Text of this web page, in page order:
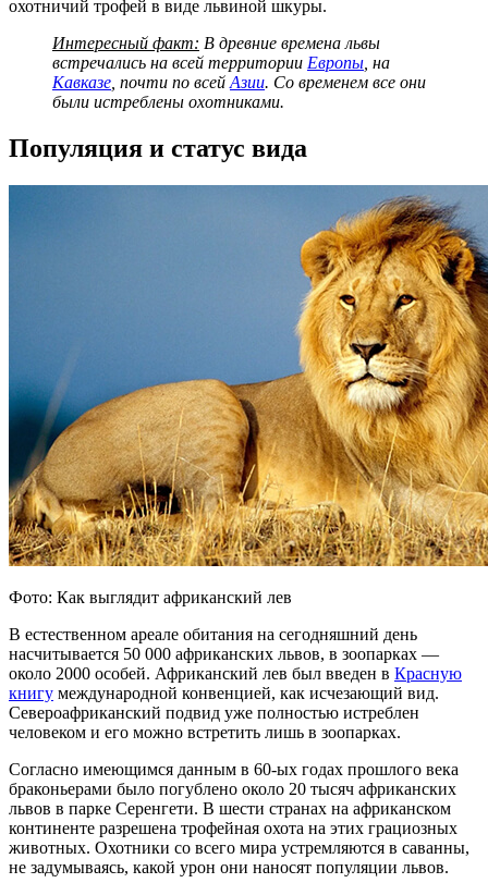
охотничий трофей в виде львиной шкуры.
Интересный факт: В древние времена львы
встречались на всей территории Европы , на
Кавказе , почти по всей Азии. Со временем все они
были истреблены охотниками.
Популяция и статус вида
Фото: Как выглядит африканский лев
В естественном ареале обитания на сегодняшний день
насчитывается 50 000 африканских львов, в зоопарках —
около 2000 особей. Африканский лев был введен в Красную
книгу международной конвенцией, как исчезающий вид.
Североафриканский подвид уже полностью истреблен
человеком и его можно встретить лишь в зоопарках.
Согласно имеющимся данным в 60-ых годах прошлого века
браконьерами было погублено около 20 тысяч африканских
львов в парке Серенгети. В шести странах на африканском
континенте разрешена трофейная охота на этих грациозных
животных. Охотники со всего мира устремляются в саванны,
не задумываясь, какой урон они наносят популяции львов.